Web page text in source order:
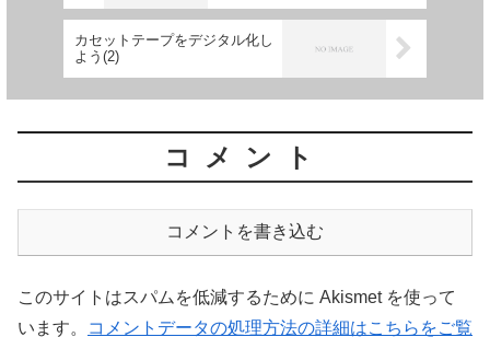
カセットテープをデジタル化し
よう(2)
コメント
コメントを書き込む
このサイトはスパムを低減するために Akismet を使って
います。
コメントデータの処理方法の詳細はこちらをご覧